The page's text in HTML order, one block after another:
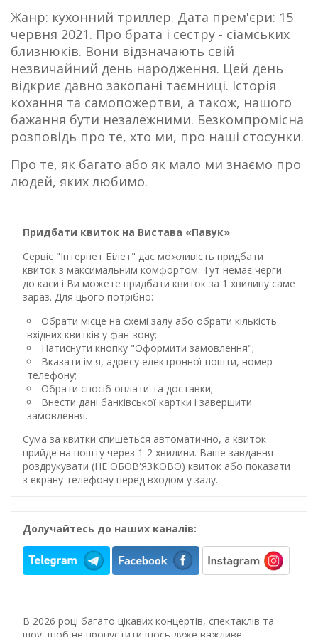
Жанр: кухонний триллер. Дата прем'єри: 15
червня 2021. Про брата і сестру - сіамських
близнюків. Вони відзначають свій
незвичайний день народження. Цей день
відкриє давно закопані таємниці. Історія
кохання та самопожертви, а також, нашого
бажання бути незалежними. Безкомпромісна
розповідь про те, хто ми, про наші стосунки.
Про те, як багато або як мало ми знаємо про
людей, яких любимо.
Придбати квиток на Вистава «Павук»
Сервіс "Інтернет Білет" дає можливість придбати
квиток з максимальним комфортом. Тут немає черги
до каси і Ви можете придбати квиток за 1 хвилину саме
зараз. Для цього потрібно:
Обрати місце на схемі залу або обрати кількість
вхідних квитків у фан-зону;
Натиснути кнопку "Оформити замовлення";
Вказати ім'я, адресу електронної пошти, номер
телефону;
Обрати спосіб оплати та доставки;
Внести дані банківської картки і завершити
замовлення.
Сума за квитки спишеться автоматично, а квиток
прийде на пошту через 1-2 хвилини. Ваше завдання
роздрукувати (НЕ ОБОВ'ЯЗКОВО) квиток або показати
з екрану телефону перед входом у залу.
Долучайтесь до наших каналів:
В 2026 році багато цікавих концертів, спектаклів та